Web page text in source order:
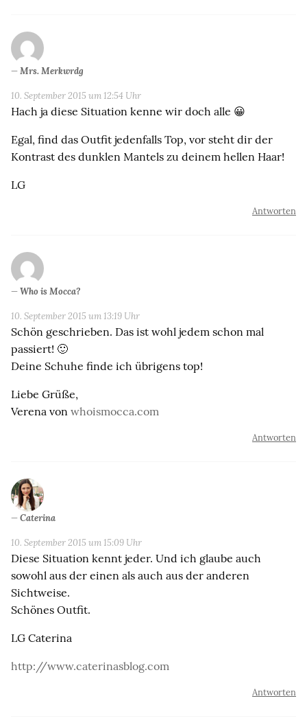
Mrs. Merkwrdg
10. September 2015 um 12:54 Uhr
Hach ja diese Situation kenne wir doch alle 😀
Egal, find das Outfit jedenfalls Top, vor steht dir der
Kontrast des dunklen Mantels zu deinem hellen Haar!
LG
Antworten
Who is Mocca?
10. September 2015 um 13:19 Uhr
Schön geschrieben. Das ist wohl jedem schon mal
passiert! 🙂
Deine Schuhe finde ich übrigens top!
Liebe Grüße,
Verena von whoismocca.com
Antworten
Caterina
10. September 2015 um 15:09 Uhr
Diese Situation kennt jeder. Und ich glaube auch
sowohl aus der einen als auch aus der anderen
Sichtweise.
Schönes Outfit.
LG Caterina
http://www.caterinasblog.com
Antworten